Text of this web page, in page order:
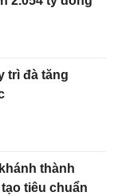
trì đà tăng
thành
tiêu chuẩn